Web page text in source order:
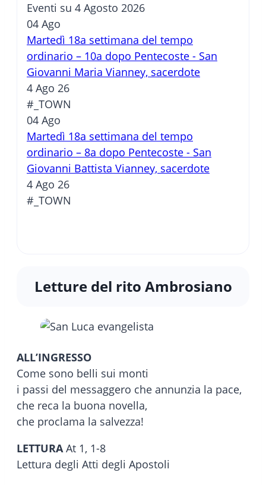
Eventi su 4 Agosto 2026
04 Ago
Martedì 18a settimana del tempo
ordinario – 10a dopo Pentecoste - San
Giovanni Maria Vianney, sacerdote
4 Ago 26
#_TOWN
04 Ago
Martedì 18a settimana del tempo
ordinario – 8a dopo Pentecoste - San
Giovanni Battista Vianney, sacerdote
4 Ago 26
#_TOWN
Letture del rito Ambrosiano
ALL’INGRESSO
Come sono belli sui monti
i passi del messaggero che annunzia la pace,
che reca la buona novella,
che proclama la salvezza!
LETTURAAt 1, 1-8
Lettura degli Atti degli Apostoli